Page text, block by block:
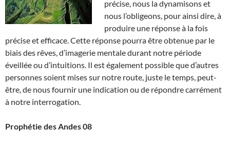
précise, nous la dynamisons et
nous l’obligeons, pour ainsi dire, à
produire une réponse à la fois
précise et efficace. Cette réponse pourra être obtenue par le
biais des rêves, d’imagerie mentale durant notre période
éveillée ou d’intuitions. Il est également possible que d’autres
personnes soient mises sur notre route, juste le temps, peut-
être, de nous fournir une indication ou de répondre carrément
à notre interrogation.
Prophétie des Andes 08